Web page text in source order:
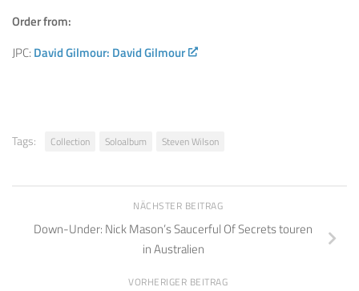
Order from:
JPC: David Gilmour: David Gilmour
Tags: Collection Soloalbum Steven Wilson
NÄCHSTER BEITRAG
Down-Under: Nick Mason’s Saucerful Of Secrets touren
in Australien
VORHERIGER BEITRAG